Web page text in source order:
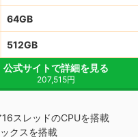
64GB
512GB
公式サイトで詳細を見る
207,515円
スレッドのCPUを搭載
クスを搭載